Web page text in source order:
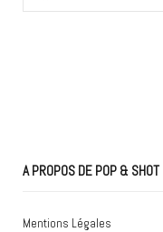
for:
A PROPOS DE POP & SHOT
Mentions Légales